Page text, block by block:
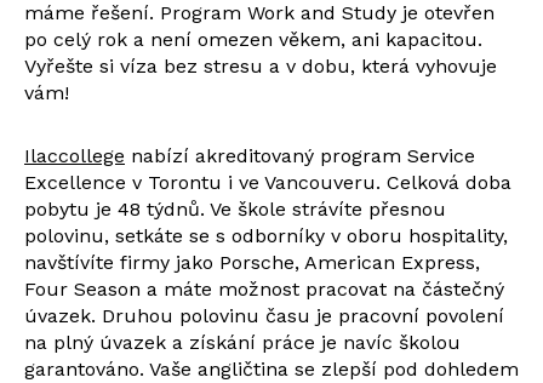
máme řešení. Program Work and Study je otevřen
po celý rok a není omezen věkem, ani kapacitou.
Vyřešte si víza bez stresu a v dobu, která vyhovuje
vám!
Ilaccollege nabízí akreditovaný program Service
Excellence v Torontu i ve Vancouveru. Celková doba
pobytu je 48 týdnů. Ve škole strávíte přesnou
polovinu, setkáte se s odborníky v oboru hospitality,
navštívíte firmy jako Porsche, American Express,
Four Season a máte možnost pracovat na částečný
úvazek. Druhou polovinu času je pracovní povolení
na plný úvazek a získání práce je navíc školou
garantováno. Vaše angličtina se zlepší pod dohledem